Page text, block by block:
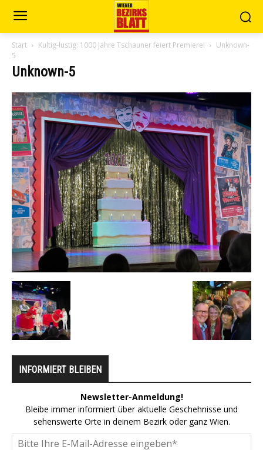
Start Kultig-lustig: 1000 Jahre Tschauner feiert Premiere!
Unknown-
5
Unknown-5
INFORMIERT BLEIBEN
Newsletter-Anmeldung!
Bleibe immer informiert über aktuelle Geschehnisse und
sehenswerte Orte in deinem Bezirk oder ganz Wien.